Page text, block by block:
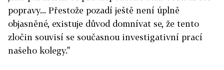
popravy... Přestože pozadí ještě není úplně
objasněné, existuje důvod domnívat se, že tento
zločin souvisí se současnou investigativní prací
našeho kolegy."